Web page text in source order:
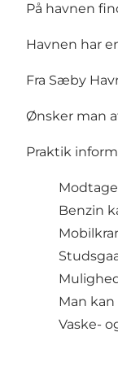
På havnen
Havnen har
Fra Sæby
Ønsker man
Praktik
Benzin
Man
Vaske-